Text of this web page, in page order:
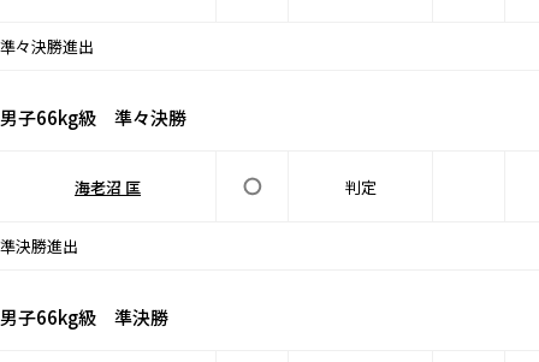
準々決勝進出
男子66kg級 準々決勝
海老沼 匡 判定
準決勝進出
男子66kg級 準決勝